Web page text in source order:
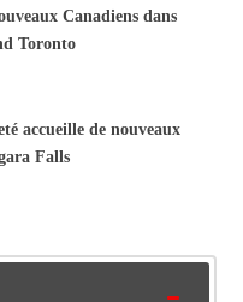
Canadiens dans
Toronto
accueille de nouveaux
Falls